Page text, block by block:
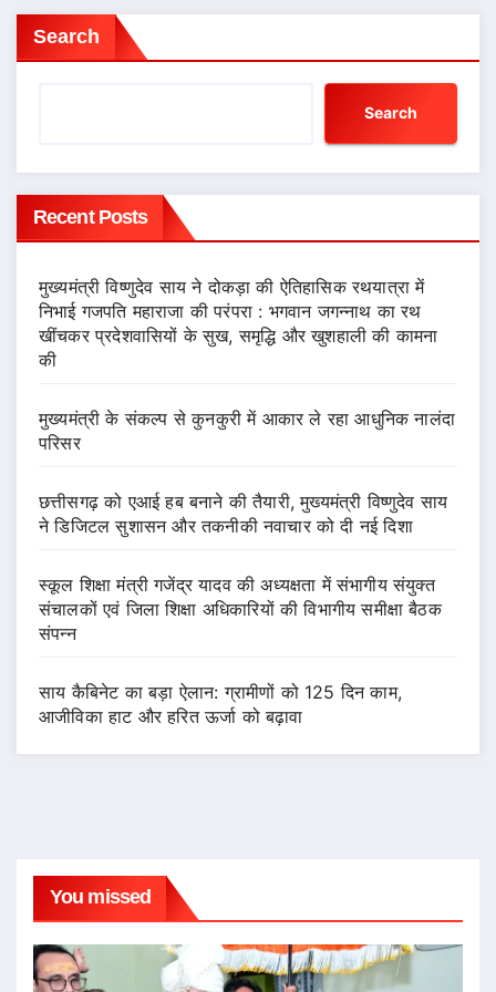
Search
Search
Recent Posts
मुख्यमंत्री विष्णुदेव साय ने दोकड़ा की ऐतिहासिक रथयात्रा में
निभाई गजपति महाराजा की परंपरा : भगवान जगन्नाथ का रथ
खींचकर प्रदेशवासियों के सुख, समृद्धि और खुशहाली की कामना
की
मुख्यमंत्री के संकल्प से कुनकुरी में आकार ले रहा आधुनिक नालंदा
परिसर
छत्तीसगढ़ को एआई हब बनाने की तैयारी, मुख्यमंत्री विष्णुदेव साय
ने डिजिटल सुशासन और तकनीकी नवाचार को दी नई दिशा
स्कूल शिक्षा मंत्री गजेंद्र यादव की अध्यक्षता में संभागीय संयुक्त
संचालकों एवं जिला शिक्षा अधिकारियों की विभागीय समीक्षा बैठक
संपन्न
साय कैबिनेट का बड़ा ऐलान: ग्रामीणों को 125 दिन काम,
आजीविका हाट और हरित ऊर्जा को बढ़ावा
You missed